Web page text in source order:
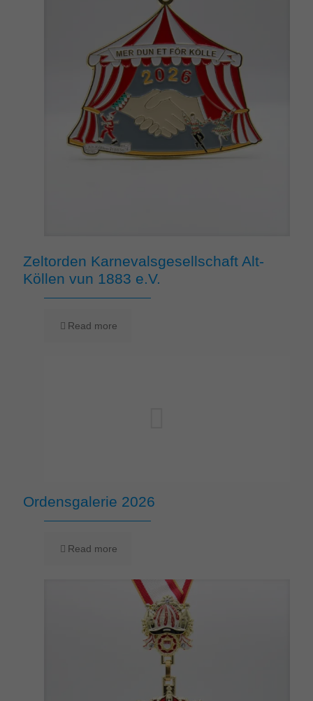
Zeltorden Karnevalsgesellschaft Alt-
Köllen vun 1883 e.V.
Read more
Ordensgalerie 2026
Read more